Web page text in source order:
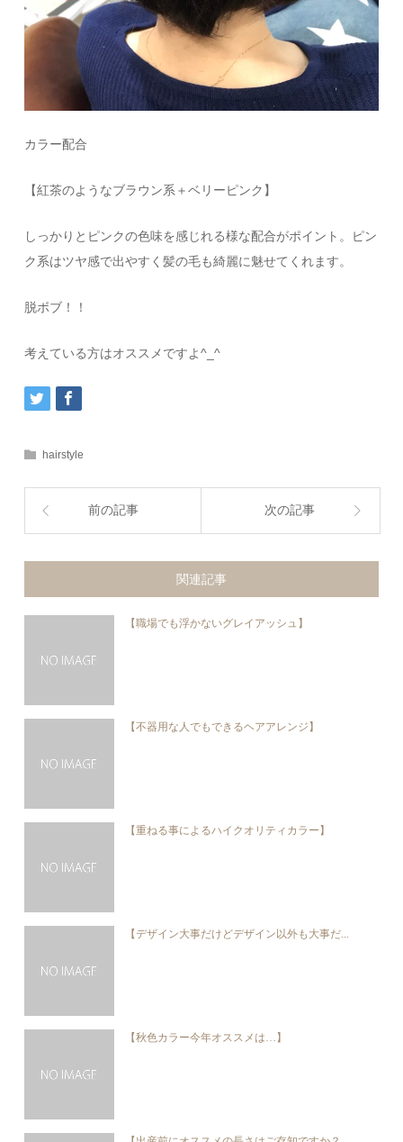
カラー配合
【紅茶のようなブラウン系＋ベリーピンク】
しっかりとピンクの色味を感じれる様な配合がポイント。ピン
ク系はツヤ感で出やすく髪の毛も綺麗に魅せてくれます。
脱ボブ！！
考えている方はオススメですよ^_^
hairstyle
前の記事 次の記事
関連記事
【職場でも浮かないグレイアッシュ】
【不器用な人でもできるヘアアレンジ】
【重ねる事によるハイクオリティカラー】
【デザイン大事だけどデザイン以外も大事だ...
【秋色カラー今年オススメは…】